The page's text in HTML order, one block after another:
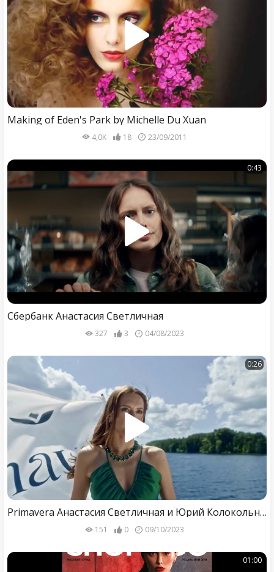
Making of Eden's Park by Michelle Du Xuan
4,0K 18 23/09/2011
0:43
Сбербанк Анастасия Светличная
327 3 04/08/2023
0:26
Primavera Анастасия Светличная и Юрий Колокольников
151 0 09/10/2023
01:00